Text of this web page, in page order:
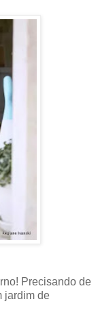
Precisando de
jardim de